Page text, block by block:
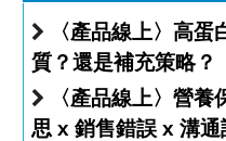
〈產品線上〉高
質？還是補充策略？
〈產品線上〉營養
思 x 銷售錯誤 x 溝通